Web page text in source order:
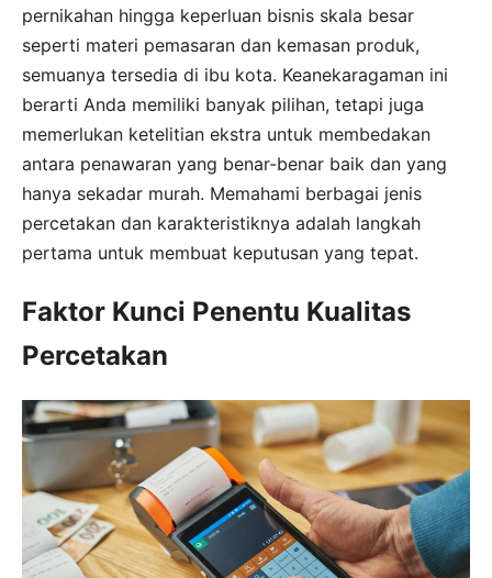
pernikahan hingga keperluan bisnis skala besar
seperti materi pemasaran dan kemasan produk,
semuanya tersedia di ibu kota. Keanekaragaman ini
berarti Anda memiliki banyak pilihan, tetapi juga
memerlukan ketelitian ekstra untuk membedakan
antara penawaran yang benar-benar baik dan yang
hanya sekadar murah. Memahami berbagai jenis
percetakan dan karakteristiknya adalah langkah
pertama untuk membuat keputusan yang tepat.
Faktor Kunci Penentu Kualitas
Percetakan